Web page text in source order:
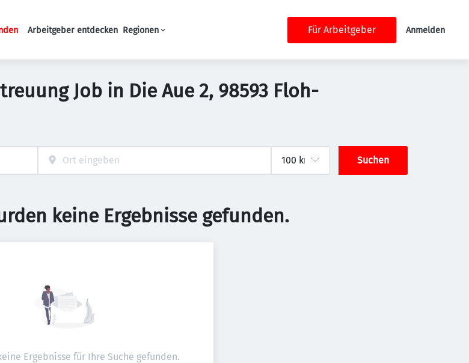
Haupt-Navigation
Arbeitgeber entdecken Regionen Für Arbeitgeber Anmelden
Job in Die Aue 2, 98593 Floh-
Suchen
keine Ergebnisse gefunden.
Ergebnisse für Ihre Suche gefunden.